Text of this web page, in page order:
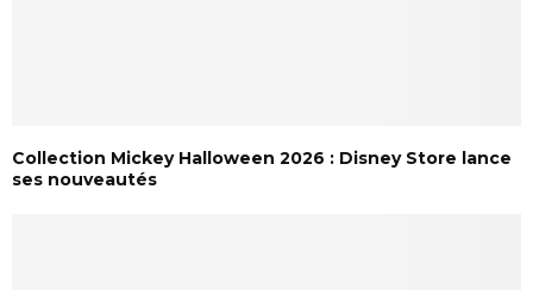
Collection Mickey Halloween 2026 : Disney Store lance
ses nouveautés